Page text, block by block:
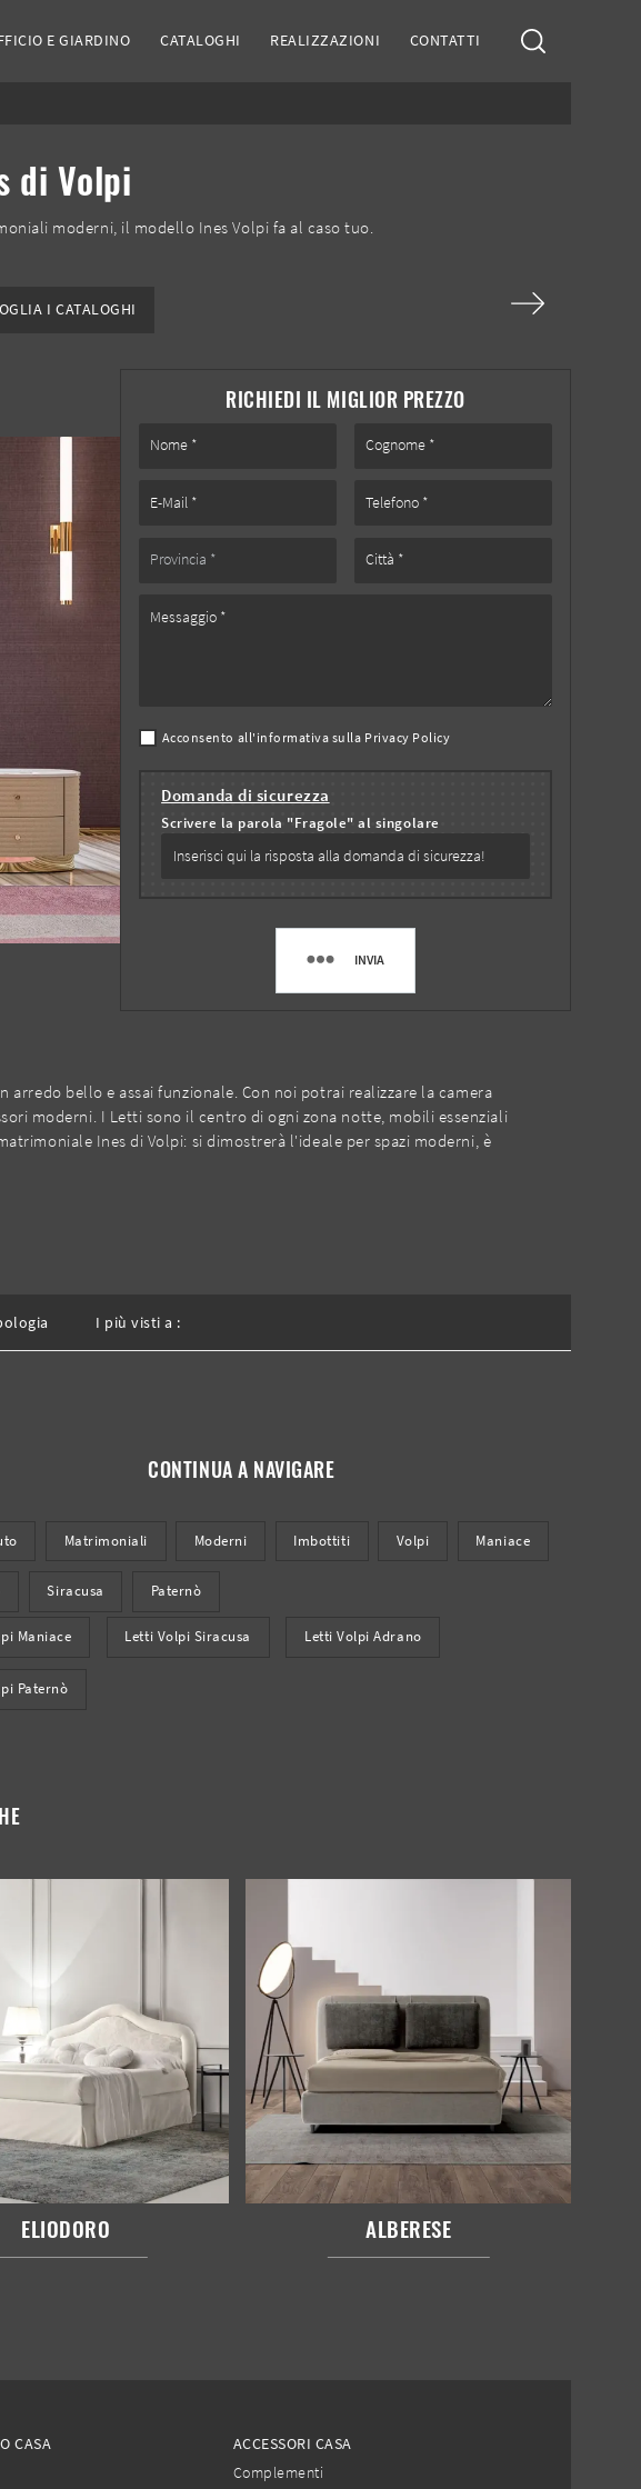
E GIARDINO CATALOGHI REALIZZAZIONI CONTATTI
di Volpi
moderni, il modello Ines Volpi fa al caso tuo.
I CATALOGHI
RICHIEDI IL MIGLIOR PREZZO
Acconsento all'informativa sulla Privacy Policy
Domanda di sicurezza
Scrivere la parola "Fragole" al singolare
INVIA
bello e assai funzionale. Con noi potrai realizzare la camera
moderni. I Letti sono il centro di ogni zona notte, mobili essenziali
Ines di Volpi: si dimostrerà l'ideale per spazi moderni, è
I più visti a :
CONTINUA A NAVIGARE
Matrimoniali Moderni Imbottiti Volpi Maniace
Siracusa Paternò
Maniace Letti Volpi Siracusa Letti Volpi Adrano
Paternò
ELIODORO ALBERESE
CASA
ACCESSORI CASA
Complementi